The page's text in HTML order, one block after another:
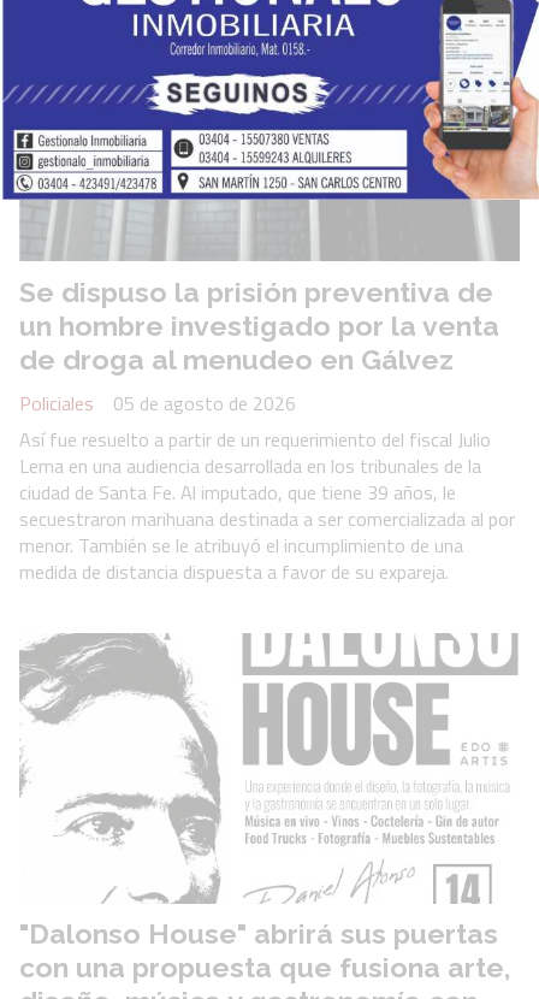
Se dispuso la prisión preventiva de
un hombre investigado por la venta
de droga al menudeo en Gálvez
Policiales
05 de agosto de 2026
Así fue resuelto a partir de un requerimiento del fiscal Julio
Lema en una audiencia desarrollada en los tribunales de la
ciudad de Santa Fe. Al imputado, que tiene 39 años, le
secuestraron marihuana destinada a ser comercializada al por
menor. También se le atribuyó el incumplimiento de una
medida de distancia dispuesta a favor de su expareja.
"Dalonso House" abrirá sus puertas
con una propuesta que fusiona arte,